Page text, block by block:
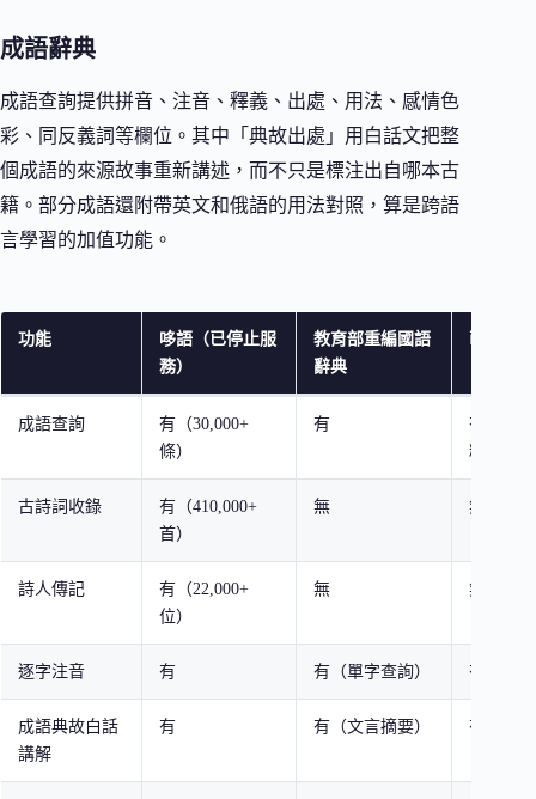
成語辭典
成語查詢提供拼音、注音、釋義、出處、用法、感情色
彩、同反義詞等欄位。其中「典故出處」用白話文把整
個成語的來源故事重新講述，而不只是標注出自哪本古
籍。部分成語還附帶英文和俄語的用法對照，算是跨語
言學習的加值功能。
功能
哆語（已停止服
務）
教育部重編國語
辭典
萌典（
成語查詢
有（30,000+
條）
有
有（引
料）
古詩詞收錄
有（410,000+
首）
無 無
詩人傳記
有（22,000+
位）
無 無
逐字注音 有 有（單字查詢） 有
成語典故白話
講解
有 有（文言摘要） 有（引